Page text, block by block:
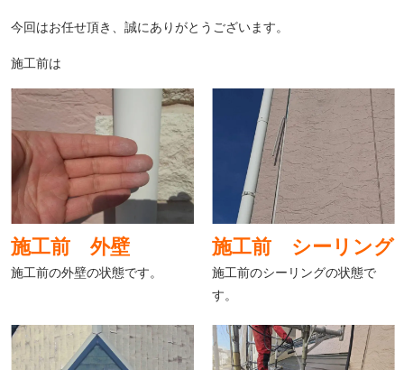
今回はお任せ頂き、誠にありがとうございます。
施工前は
施工前 外壁
施工前の外壁の状態です。
施工前 シーリング
施工前のシーリングの状態で
す。